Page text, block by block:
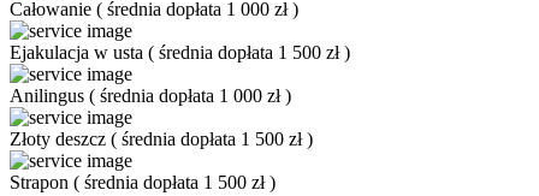
Całowanie ( średnia dopłata 1 000 zł)
Ejakulacja w usta ( średnia dopłata 1 500 zł)
Anilingus ( średnia dopłata 1 000 zł)
Złoty deszcz ( średnia dopłata 1 500 zł)
Strapon ( średnia dopłata 1 500 zł)